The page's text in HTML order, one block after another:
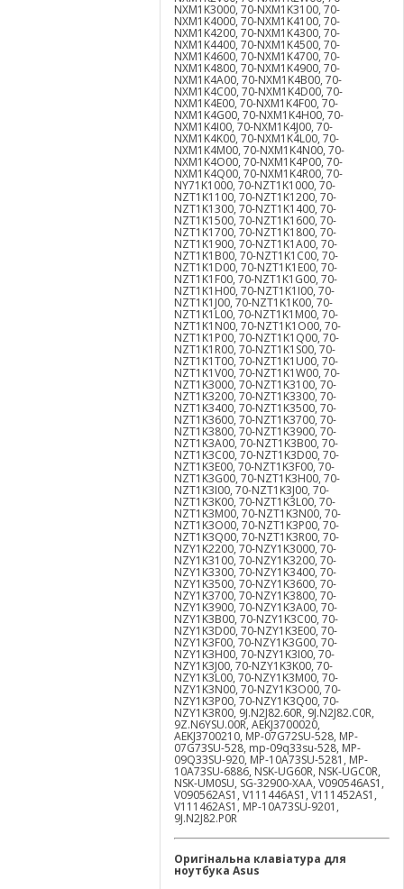
Оригінальна клавіатура для
ноутбука Asus